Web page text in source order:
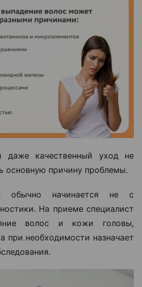
даже качественный уход не
основную причину проблемы.
обычно начинается не с
На приеме специалист
волос и кожи головы,
при необходимости назначает